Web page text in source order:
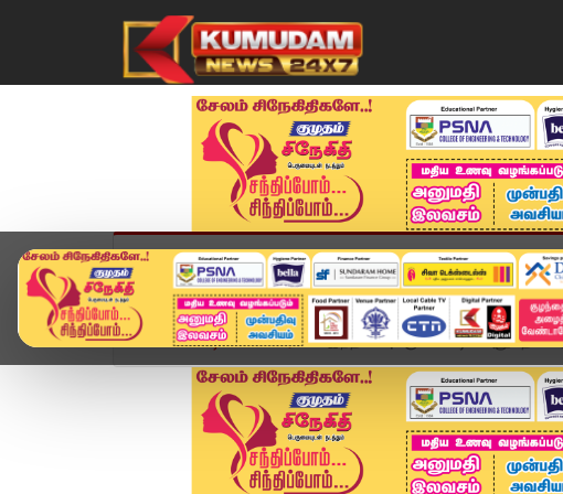
முகப்பு விளையாட்டு அண்மை தமிழ்நாடு
Home வீடியோ ஸ்டோரி இந்தியாவுக்கு ஸ்பெஷல் அனுமதி –